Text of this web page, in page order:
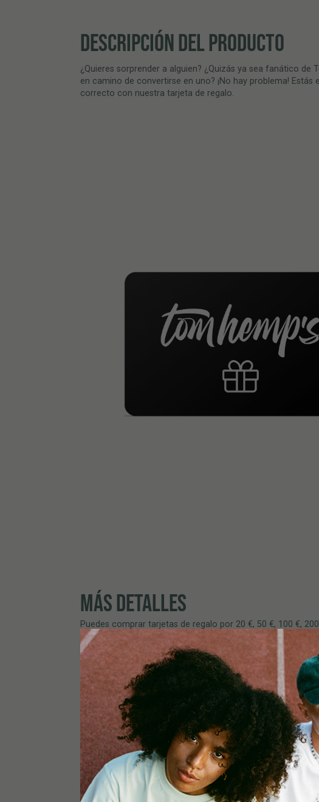
DESCRIPCIÓN DEL PRODUCTO
¿Quieres sorprender a alguien? ¿Quizás ya sea fanático de
en camino de convertirse en uno? ¡No hay problema! Estás
correcto con nuestra tarjeta de regalo.
MÁS DETALLES
Puedes comprar tarjetas de regalo por 20 €, 50 €, 100 €,
presupuesto o su amor por Tom Hemp’s. 😉